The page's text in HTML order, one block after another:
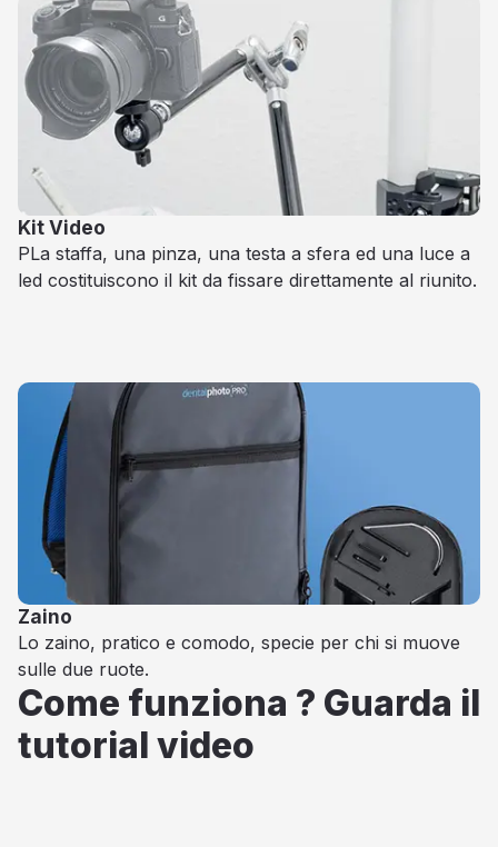
Kit Video
PLa staffa, una pinza, una testa a sfera ed una luce a
led costituiscono il kit da fissare direttamente al riunito.
Zaino
Lo zaino, pratico e comodo, specie per chi si muove
sulle due ruote.
Come funziona ? Guarda il
tutorial video